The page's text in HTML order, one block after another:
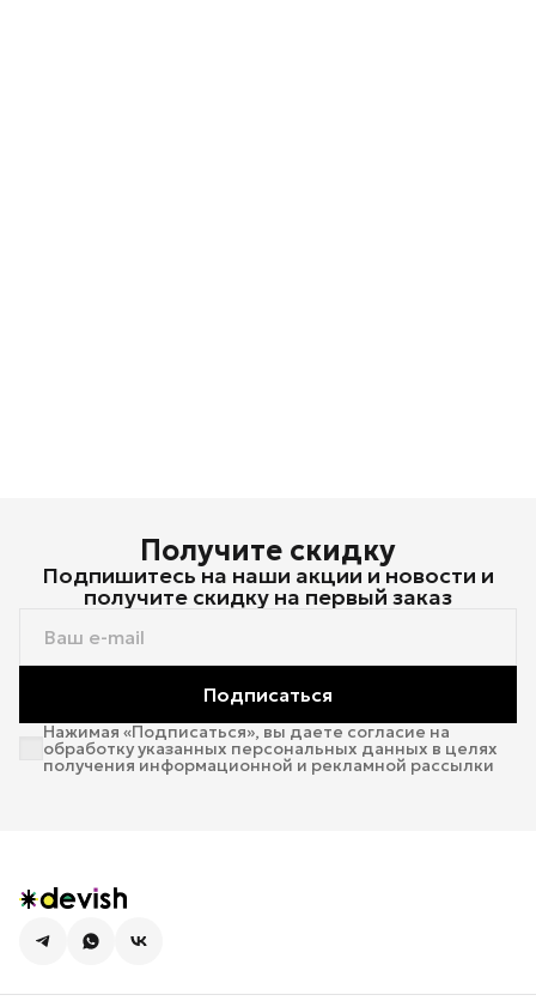
Получите скидку
Подпишитесь на наши акции и новости и
получите скидку на первый заказ
Подписаться
Нажимая «Подписаться», вы даете согласие на
обработку указанных персональных данных в целях
получения информационной и рекламной рассылки